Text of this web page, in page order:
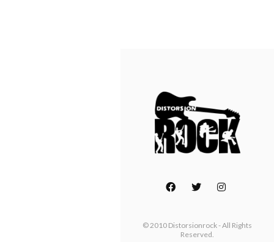
© 2010 Distorsionrock - All Rights
Reserved.